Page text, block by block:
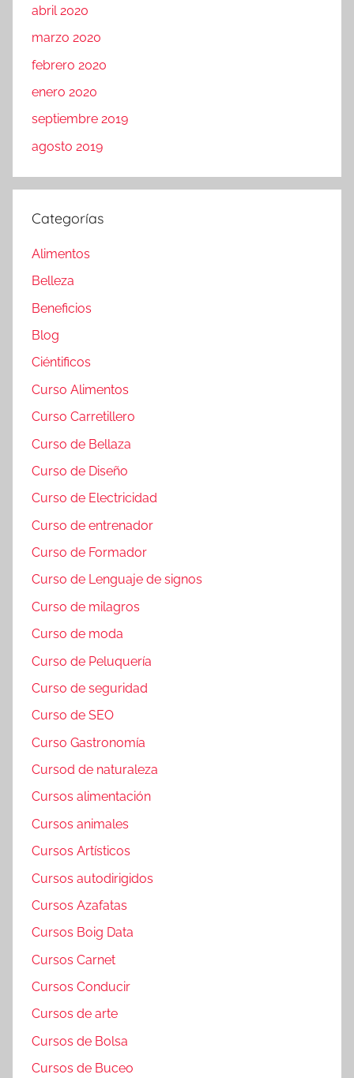
abril 2020
marzo 2020
febrero 2020
enero 2020
septiembre 2019
agosto 2019
Categorías
Alimentos
Belleza
Beneficios
Blog
Ciéntificos
Curso Alimentos
Curso Carretillero
Curso de Bellaza
Curso de Diseño
Curso de Electricidad
Curso de entrenador
Curso de Formador
Curso de Lenguaje de signos
Curso de milagros
Curso de moda
Curso de Peluquería
Curso de seguridad
Curso de SEO
Curso Gastronomía
Cursod de naturaleza
Cursos alimentación
Cursos animales
Cursos Artísticos
Cursos autodirigidos
Cursos Azafatas
Cursos Boig Data
Cursos Carnet
Cursos Conducir
Cursos de arte
Cursos de Bolsa
Cursos de Buceo